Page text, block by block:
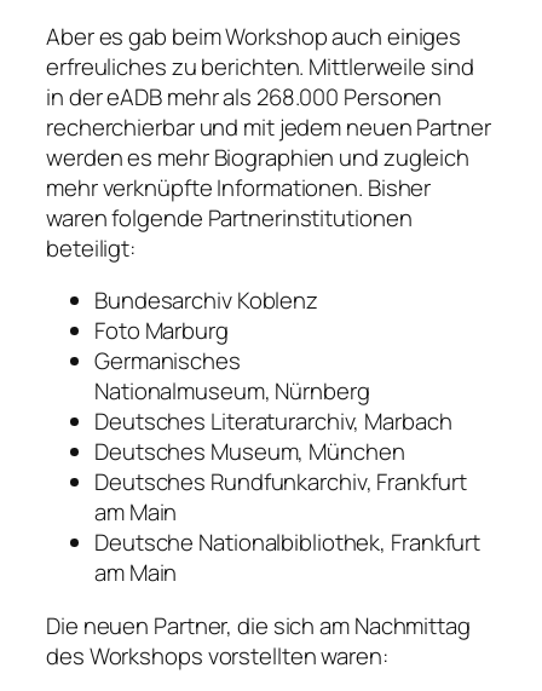
Aber es gab beim Workshop auch einiges
erfreuliches zu berichten. Mittlerweile sind
in der eADB mehr als 268.000 Personen
recherchierbar und mit jedem neuen Partner
werden es mehr Biographien und zugleich
mehr verknüpfte Informationen. Bisher
waren folgende Partnerinstitutionen
beteiligt:
Bundesarchiv Koblenz
Foto Marburg
Germanisches
Nationalmuseum, Nürnberg
Deutsches Literaturarchiv, Marbach
Deutsches Museum, München
Deutsches Rundfunkarchiv, Frankfurt
am Main
Deutsche Nationalbibliothek, Frankfurt
am Main
Die neuen Partner, die sich am Nachmittag
des Workshops vorstellten waren: